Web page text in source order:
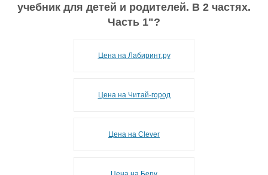
учебник для детей и родителей. В 2 частях.
Часть 1"?
Цена на Лабиринт.ру
Цена на Читай-город
Цена на Clever